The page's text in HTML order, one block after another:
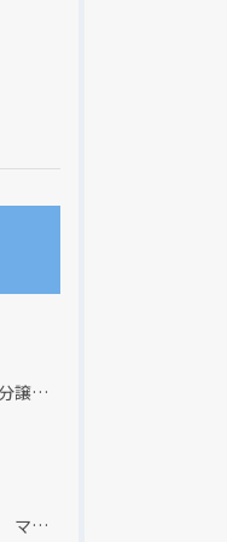
大阪市中央区 分譲マンションの給湯器取替リフォーム工事 UV除菌機能搭載給湯器
大阪市天王寺区 マンションのキッチン取替及び内装リフォーム工事 クリナップ